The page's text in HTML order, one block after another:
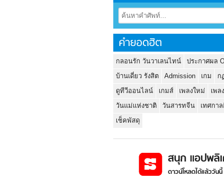
คำยอดฮิต
กลอนรัก วันวาเลนไทน์
ประกาศผล
บ้านเดี่ยว รังสิต
Admission เกม
ก
ดูทีวีออนไลน์
เกมส์ เพลงใหม่
เพลง
วันแม่แห่งชาติ
วันสารทจีน
เทศกา
เช็คพัสดุ
สนุก แอปพลิ
ดาวน์โหลดได้แล้ววันนี้